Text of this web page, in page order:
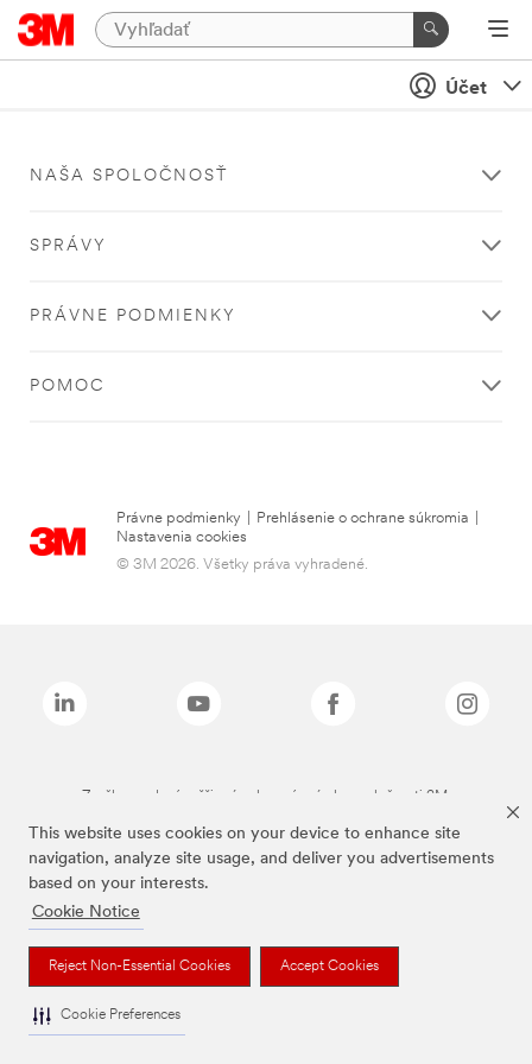
This website uses cookies on your device to enhance site
navigation, analyze site usage, and deliver you advertisements
based on your interests.
Cookie Notice
Reject Non-Essential Cookies Accept Cookies
Cookie Preferences
Účet
NAŠA SPOLOČNOSŤ
SPRÁVY
PRÁVNE PODMIENKY
POMOC
Právne podmienky Prehlásenie o ochrane súkromia
Nastavenia cookies
© 3M 2026. Všetky práva vyhradené.
Značky uvedené vyššie sú ochranné známky spoločnosti 3M.